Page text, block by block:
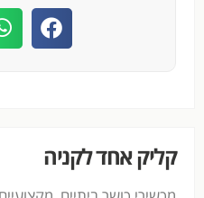
קליק אחד לקניה